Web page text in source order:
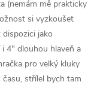
(nemám mě prakticky
si vyzkoušet
jako
4" dlouhou hlaveň a
pro velký kluky
střílel bych tam